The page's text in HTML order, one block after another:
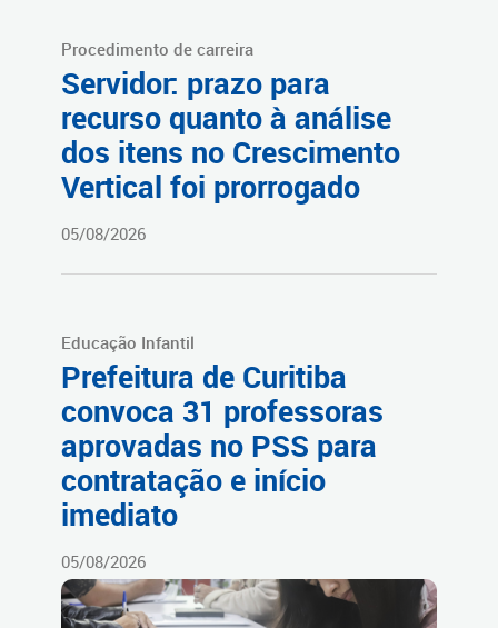
Procedimento de carreira
Servidor: prazo para
recurso quanto à análise
dos itens no Crescimento
Vertical foi prorrogado
05/08/2026
Educação Infantil
Prefeitura de Curitiba
convoca 31 professoras
aprovadas no PSS para
contratação e início
imediato
05/08/2026